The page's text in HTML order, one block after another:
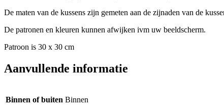
De maten van de kussens zijn gemeten aan de zijnaden van de
De patronen en kleuren kunnen afwijken ivm uw beeldscherm.
Patroon is 30 x 30 cm
Aanvullende informatie
Binnen of buiten Binnen